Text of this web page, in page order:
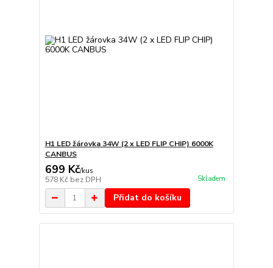
H1 LED žárovka 34W (2 x LED FLIP CHIP) 6000K
CANBUS
699 Kč/kus
578 Kč bez DPH Skladem
Přidat do košíku